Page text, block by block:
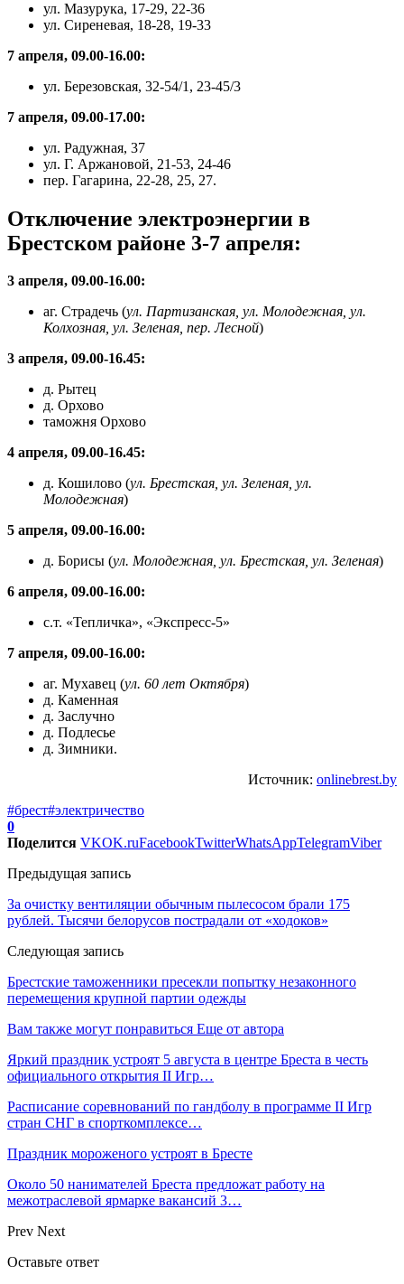
ул. Мазурука, 17-29, 22-36
ул. Сиреневая, 18-28, 19-33
7 апреля, 09.00-16.00:
ул. Березовская, 32-54/1, 23-45/3
7 апреля, 09.00-17.00:
ул. Радужная, 37
ул. Г. Аржановой, 21-53, 24-46
пер. Гагарина, 22-28, 25, 27.
Отключение электроэнергии в
Брестском районе 3-7 апреля:
3 апреля, 09.00-16.00:
аг. Страдечь (ул. Партизанская, ул. Молодежная, ул.
Колхозная, ул. Зеленая, пер. Лесной)
3 апреля, 09.00-16.45:
д. Рытец
д. Орхово
таможня Орхово
4 апреля, 09.00-16.45:
д. Кошилово (ул. Брестская, ул. Зеленая, ул.
Молодежная)
5 апреля, 09.00-16.00:
д. Борисы (ул. Молодежная, ул. Брестская, ул. Зеленая)
6 апреля, 09.00-16.00:
с.т. «Тепличка», «Экспресс-5»
7 апреля, 09.00-16.00:
аг. Мухавец (ул. 60 лет Октября)
д. Каменная
д. Заслучно
д. Подлесье
д. Зимники.
Источник: onlinebrest.by
#брест#электричество
0
Поделится VKOK.ruFacebookTwitterWhatsAppTelegramViber
Предыдущая запись
За очистку вентиляции обычным пылесосом брали 175
рублей. Тысячи белорусов пострадали от «ходоков»
Следующая запись
Брестские таможенники пресекли попытку незаконного
перемещения крупной партии одежды
Вам также могут понравиться Еще от автора
Яркий праздник устроят 5 августа в центре Бреста в честь
официального открытия II Игр…
Расписание соревнований по гандболу в программе II Игр
стран СНГ в спорткомплексе…
Праздник мороженого устроят в Бресте
Около 50 нанимателей Бреста предложат работу на
межотраслевой ярмарке вакансий 3…
Prev Next
Оставьте ответ